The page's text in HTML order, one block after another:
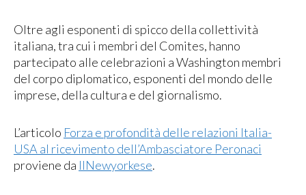
Oltre agli esponenti di spicco della collettività
italiana, tra cui i membri del Comites, hanno
partecipato alle celebrazioni a Washington membri
del corpo diplomatico, esponenti del mondo delle
imprese, della cultura e del giornalismo.
L’articolo Forza e profondità delle relazioni Italia-
USA al ricevimento dell’Ambasciatore Peronaci
proviene da IlNewyorkese.